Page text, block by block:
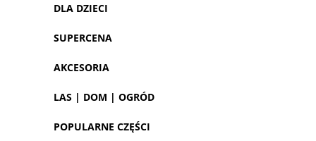
DLA DZIECI
SUPERCENA
AKCESORIA
LAS | DOM | OGRÓD
POPULARNE CZĘŚCI